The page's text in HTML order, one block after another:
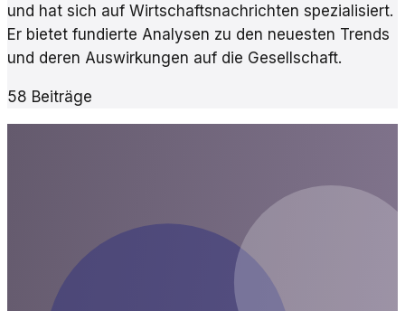
und hat sich auf Wirtschaftsnachrichten spezialisiert.
Er bietet fundierte Analysen zu den neuesten Trends
und deren Auswirkungen auf die Gesellschaft.
58 Beiträge